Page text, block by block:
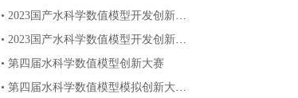
• 2023国产水科学数值模型开发创新与
智慧应用研讨会
• 2023国产水科学数值模型开发创新与
应用研讨会
• 第四届水科学数值模型创新大赛
• 第四届水科学数值模型模拟创新大赛